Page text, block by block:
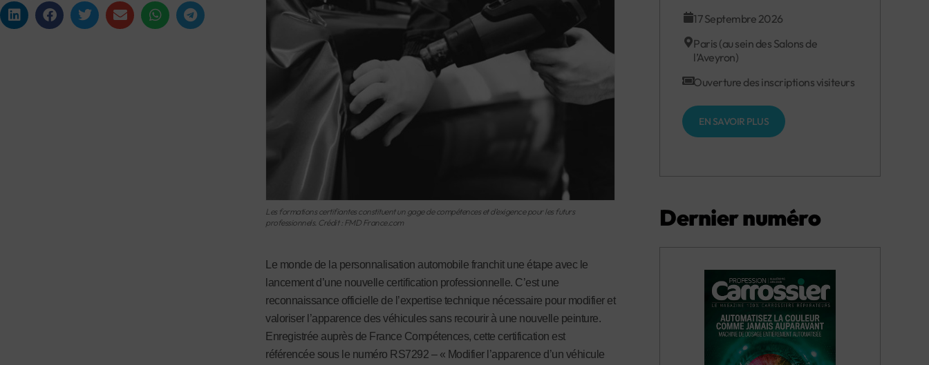
Les formations certifiantes constituent un gage de compétences et d’exigence pour les futurs
professionnels. Crédit : FMD France.com
Le monde de la personnalisation automobile franchit une étape avec le
lancement d’une nouvelle certification professionnelle. C’est une
reconnaissance officielle de l’expertise technique nécessaire pour modifier et
valoriser l’apparence des véhicules sans recourir à une nouvelle peinture.
Enregistrée auprès de France Compétences, cette certification est
référencée sous le numéro RS7292 – « Modifier l’apparence d’un véhicule
17 Septembre 2026
Paris (au sein des Salons de
l’Aveyron)
Ouverture des inscriptions visiteurs
EN SAVOIR PLUS
Dernier numéro